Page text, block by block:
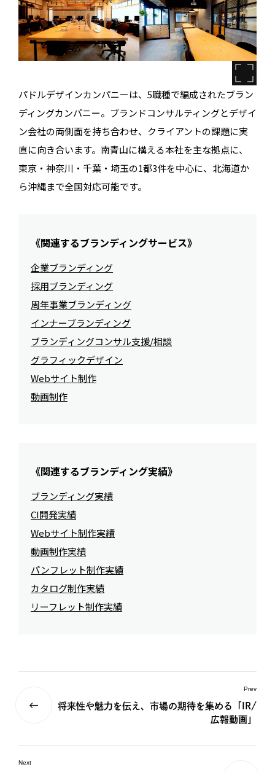
パドルデザインカンパニーは、5職種で編成されたブラン
ディングカンパニー。ブランドコンサルティングとデザイ
ン会社の両側面を持ち合わせ、クライアントの課題に実
直に向き合います。南青山に構える本社を主な拠点に、
東京・神奈川・千葉・埼玉の1都3件を中心に、北海道か
ら沖縄まで全国対応可能です。
《関連するブランディングサービス》
企業ブランディング
採用ブランディング
周年事業ブランディング
インナーブランディング
ブランディングコンサル支援/相談
グラフィックデザイン
Webサイト制作
動画制作
《関連するブランディング実績》
ブランディング実績
CI開発実績
Webサイト制作実績
動画制作実績
パンフレット制作実績
カタログ制作実績
リーフレット制作実績
Prev
将来性や魅力を伝え、市場の期待を集める「IR/
広報動画」
Next